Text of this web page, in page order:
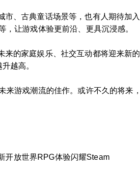
、古典童话场景等，也有人期待加入
让游戏体验更前沿、更具沉浸感。
来的家庭娱乐、社交互动都将迎来新的
越高。
游戏潮流的佳作。或许不久的将来，
开放世界RPG体验闪耀Steam